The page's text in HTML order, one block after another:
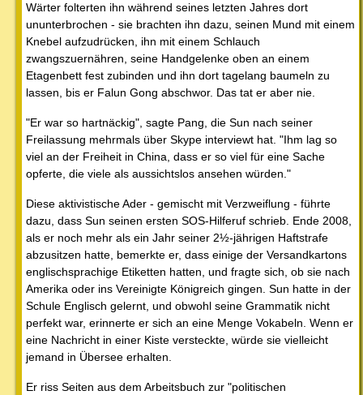
Wärter folterten ihn während seines letzten Jahres dort
ununterbrochen - sie brachten ihn dazu, seinen Mund mit einem
Knebel aufzudrücken, ihn mit einem Schlauch
zwangszuernähren, seine Handgelenke oben an einem
Etagenbett fest zubinden und ihn dort tagelang baumeln zu
lassen, bis er Falun Gong abschwor. Das tat er aber nie.
"Er war so hartnäckig", sagte Pang, die Sun nach seiner
Freilassung mehrmals über Skype interviewt hat. "Ihm lag so
viel an der Freiheit in China, dass er so viel für eine Sache
opferte, die viele als aussichtslos ansehen würden."
Diese aktivistische Ader - gemischt mit Verzweiflung - führte
dazu, dass Sun seinen ersten SOS-Hilferuf schrieb. Ende 2008,
als er noch mehr als ein Jahr seiner 2½-jährigen Haftstrafe
abzusitzen hatte, bemerkte er, dass einige der Versandkartons
englischsprachige Etiketten hatten, und fragte sich, ob sie nach
Amerika oder ins Vereinigte Königreich gingen. Sun hatte in der
Schule Englisch gelernt, und obwohl seine Grammatik nicht
perfekt war, erinnerte er sich an eine Menge Vokabeln. Wenn er
eine Nachricht in einer Kiste versteckte, würde sie vielleicht
jemand in Übersee erhalten.
Er riss Seiten aus dem Arbeitsbuch zur "politischen